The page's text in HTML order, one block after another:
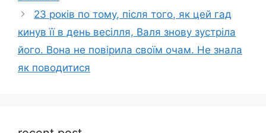
23 років по тому, після того, як цей гад
кинув її в день весілля, Валя знову зустріла
його. Вона не повірила своїм очам. Не знала
як поводитися